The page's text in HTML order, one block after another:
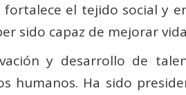
el tejido social y
sido capaz de mejorar
y desarrollo de
humanos. Ha sido